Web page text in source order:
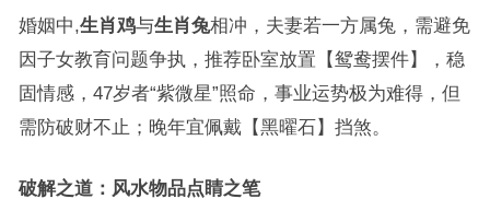
婚姻中,生肖鸡与生肖兔相冲，夫妻若一方属兔，需避免
因子女教育问题争执，推荐卧室放置【鸳鸯摆件】，稳
固情感，47岁者“紫微星”照命，事业运势极为难得，但
需防破财不止；晚年宜佩戴【黑曜石】挡煞。
破解之道：风水物品点睛之笔